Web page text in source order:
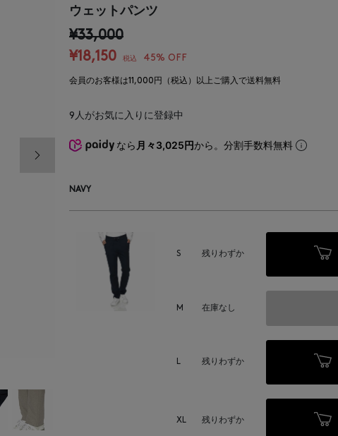
次の画像
ウェットパンツ
¥33,000
¥18,150
税込 45% OFF
会員のお客様は11,000円（税込）以上ご購入で送料無料
9人がお気に入りに登録中
なら 月々3,025円から。分割手数料無料
NAVY
S 残りわずか
M 在庫なし
L 残りわずか
XL 残りわずか